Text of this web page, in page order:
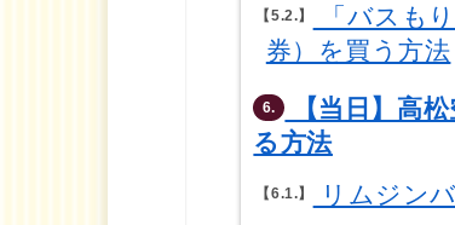
5.2.
「バスも
券）を買う方法
6.
【当日】高
る方法
6.1. リムジン